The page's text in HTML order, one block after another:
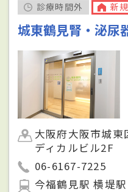
診療時間外 新
城東鶴見腎・泌尿
大阪府大阪市城
ディカルビル2F
06-6167-7225
今福鶴見駅 横堤